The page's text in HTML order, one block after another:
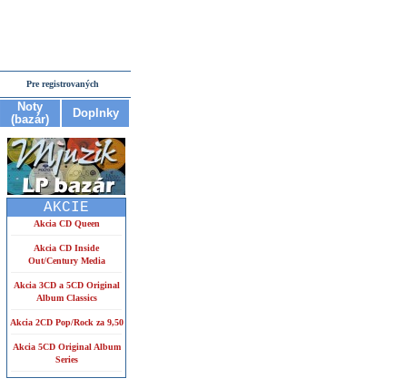
Pre registrovaných
Noty
(bazár)
Doplnky
AKCIE
Akcia CD Queen
Akcia CD Inside
Out/Century Media
Akcia 3CD a 5CD Original
Album Classics
Akcia 2CD Pop/Rock za 9,50
Akcia 5CD Original Album
Series